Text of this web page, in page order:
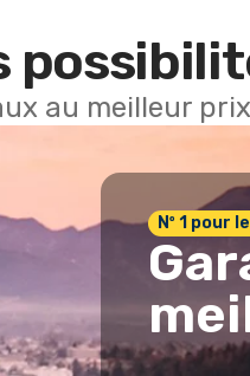
au meilleur
Nº 1 pour